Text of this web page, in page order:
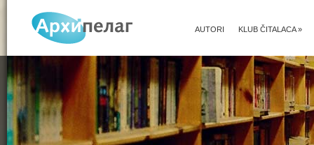
KLUB ČITALACA»
AUTORI